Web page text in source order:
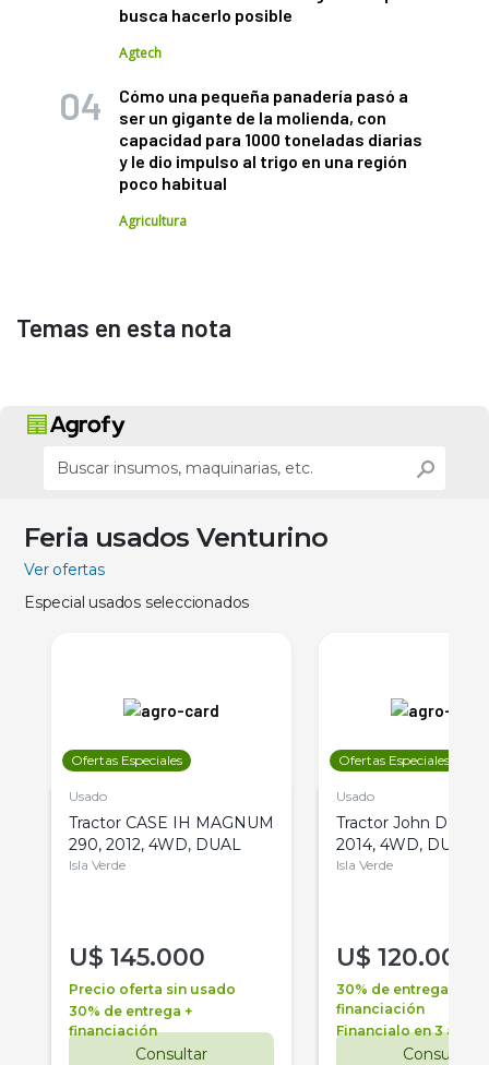
busca hacerlo posible
Agtech
Cómo una pequeña panadería pasó a
ser un gigante de la molienda, con
capacidad para 1000 toneladas diarias
y le dio impulso al trigo en una región
poco habitual
Agricultura
Temas en esta nota
Feria usados Venturino
Ver ofertas
Especial usados seleccionados
Ofertas Especiales
Usado
Tractor CASE IH MAGNUM
290, 2012, 4WD, DUAL
Isla Verde
U$ 145.000
Precio oferta sin usado
30% de entrega +
financiación
Consultar
Ofertas Especiales
Usado
Tractor John Deere
2014, 4WD, DUAL
Isla Verde
U$ 120.000
30% de entrega +
financiación
Financialo en 3 años
Consultar